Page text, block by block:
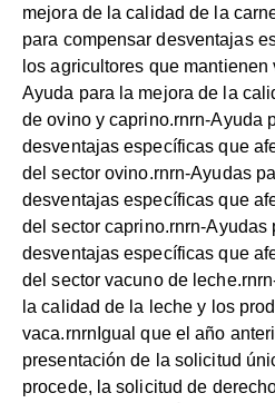
mejora de la calidad de la
para compensar desventajas
los agricultores que
Ayuda para la mejora de la
de ovino y caprino.rnrn-Ayuda
desventajas específicas que
del sector ovino.rnrn-Ayudas
desventajas específicas que
del sector caprino.rnrn-Ayudas
desventajas específicas que
del sector vacuno de
la calidad de la leche y los
vaca.rnrnIgual que el año
presentación de la solicitud
procede, la solicitud de